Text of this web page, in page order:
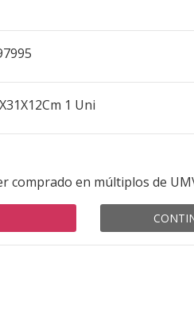
1 Uni
comprado en múltiplos de